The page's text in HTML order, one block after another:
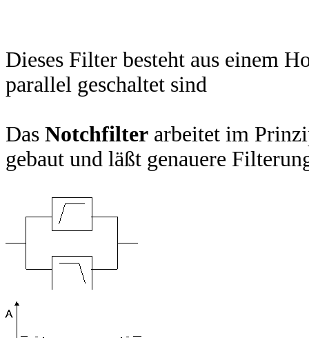
Dieses Filter besteht aus einem
parallel geschaltet sind
Das Notchfilter arbeitet im
gebaut und läßt genauere